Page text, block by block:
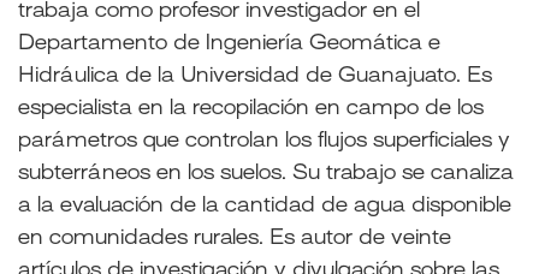
trabaja como profesor investigador en el
Departamento de Ingeniería Geomática e
Hidráulica de la Universidad de Guanajuato. Es
especialista en la recopilación en campo de los
parámetros que controlan los flujos superficiales y
subterráneos en los suelos. Su trabajo se canaliza
a la evaluación de la cantidad de agua disponible
en comunidades rurales. Es autor de veinte